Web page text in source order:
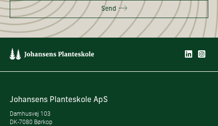
Send
Johansens Planteskole ApS
Damhusvej 103
DK-7080 Børkop